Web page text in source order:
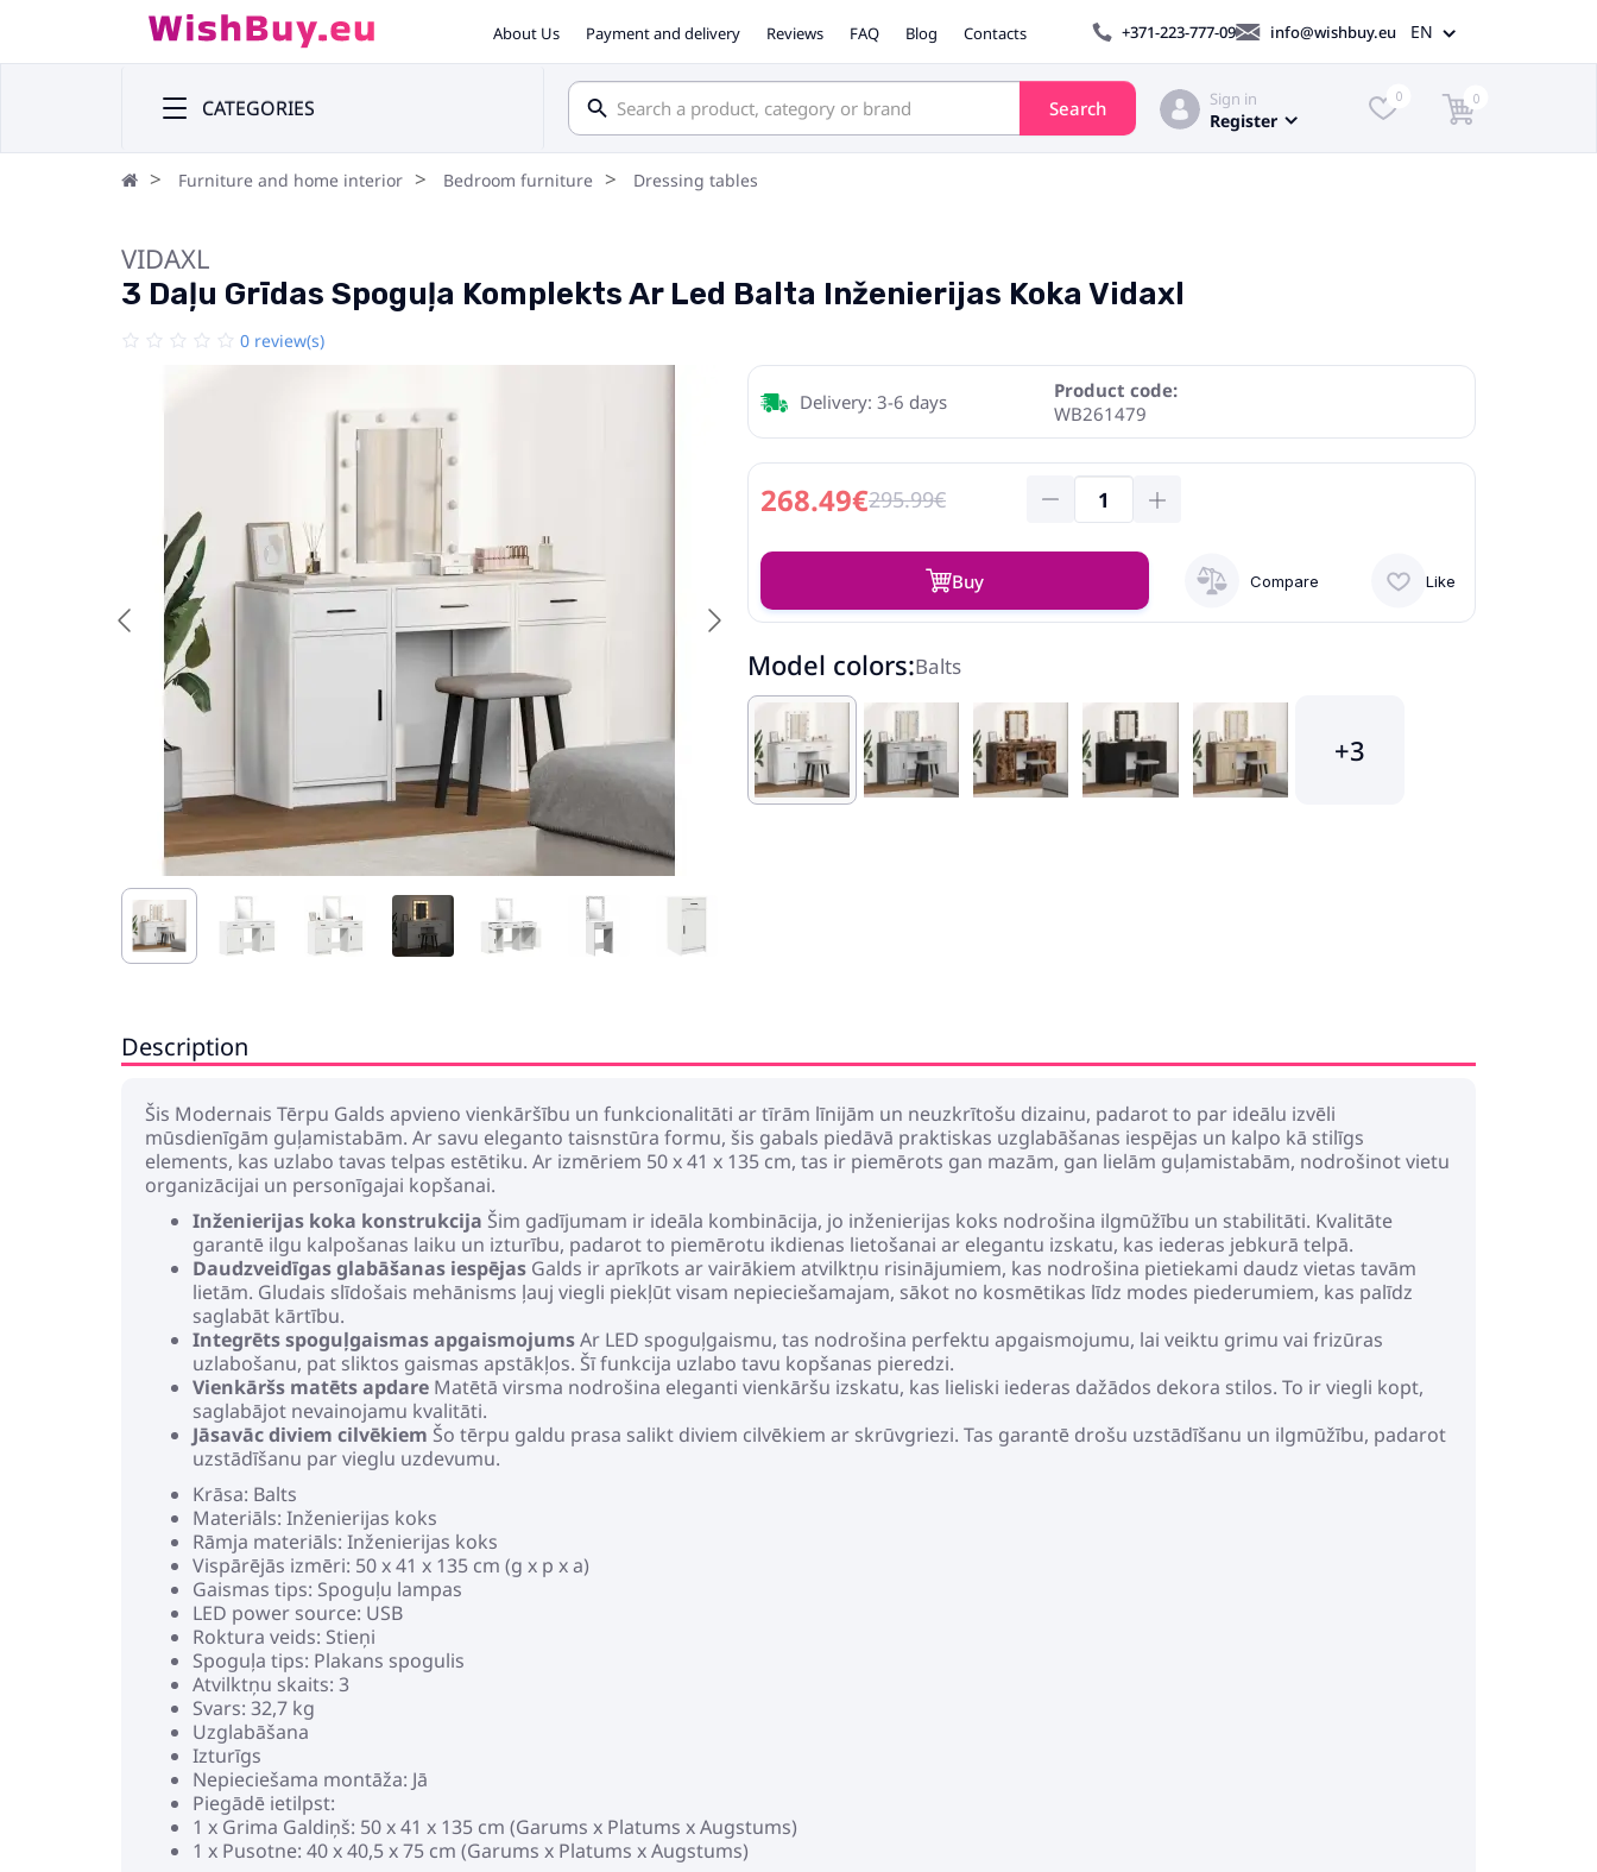
About Us Payment and delivery Reviews FAQ Blog Contacts +371-223-777-09 info@wishbuy.eu EN
CATEGORIES Search Sign in
Register
0 0
Furniture and home interior Bedroom furniture Dressing tables
VIDAXL
3 Daļu Grīdas Spoguļa Komplekts Ar Led Balta Inženierijas Koka Vidaxl
0 review(s)
Delivery: 3-6 days
Product code:
WB261479
268.49€295.99€
Buy Like
Compare
Model colors:Balts
+3
Description
Šis Modernais Tērpu Galds apvieno vienkāršību un funkcionalitāti ar tīrām līnijām un neuzkrītošu dizainu, padarot to par ideālu izvēli
mūsdienīgām guļamistabām. Ar savu eleganto taisnstūra formu, šis gabals piedāvā praktiskas uzglabāšanas iespējas un kalpo kā stilīgs
elements, kas uzlabo tavas telpas estētiku. Ar izmēriem 50 x 41 x 135 cm, tas ir piemērots gan mazām, gan lielām guļamistabām, nodrošinot vietu
organizācijai un personīgajai kopšanai.
Inženierijas koka konstrukcija Šim gadījumam ir ideāla kombinācija, jo inženierijas koks nodrošina ilgmūžību un stabilitāti. Kvalitāte
garantē ilgu kalpošanas laiku un izturību, padarot to piemērotu ikdienas lietošanai ar elegantu izskatu, kas iederas jebkurā telpā.
Daudzveidīgas glabāšanas iespējas Galds ir aprīkots ar vairākiem atvilktņu risinājumiem, kas nodrošina pietiekami daudz vietas tavām
lietām. Gludais slīdošais mehānisms ļauj viegli piekļūt visam nepieciešamajam, sākot no kosmētikas līdz modes piederumiem, kas palīdz
saglabāt kārtību.
Integrēts spoguļgaismas apgaismojumsAr LED spoguļgaismu, tas nodrošina perfektu apgaismojumu, lai veiktu grimu vai frizūras
uzlabošanu, pat sliktos gaismas apstākļos. Šī funkcija uzlabo tavu kopšanas pieredzi.
Vienkāršs matēts apdare Matētā virsma nodrošina eleganti vienkāršu izskatu, kas lieliski iederas dažādos dekora stilos. To ir viegli kopt,
saglabājot nevainojamu kvalitāti.
Jāsavāc diviem cilvēkiem Šo tērpu galdu prasa salikt diviem cilvēkiem ar skrūvgriezi. Tas garantē drošu uzstādīšanu un ilgmūžību, padarot
uzstādīšanu par vieglu uzdevumu.
Krāsa: Balts
Materiāls: Inženierijas koks
Rāmja materiāls: Inženierijas koks
Vispārējās izmēri: 50 x 41 x 135 cm (g x p x a)
Gaismas tips: Spoguļu lampas
LED power source: USB
Roktura veids: Stieņi
Spoguļa tips: Plakans spogulis
Atvilktņu skaits: 3
Svars: 32,7 kg
Uzglabāšana
Izturīgs
Nepieciešama montāža: Jā
Piegādē ietilpst:
1 x Grima Galdiņš: 50 x 41 x 135 cm (Garums x Platums x Augstums)
1 x Pusotne: 40 x 40,5 x 75 cm (Garums x Platums x Augstums)